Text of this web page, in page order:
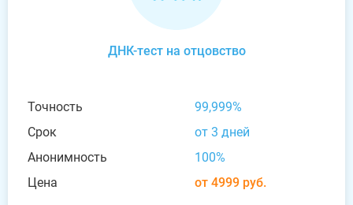
ДНК-тест на отцовство
Точность
99,999%
Срок
от 3 дней
Анонимность
100%
Цена
от 4999 руб.